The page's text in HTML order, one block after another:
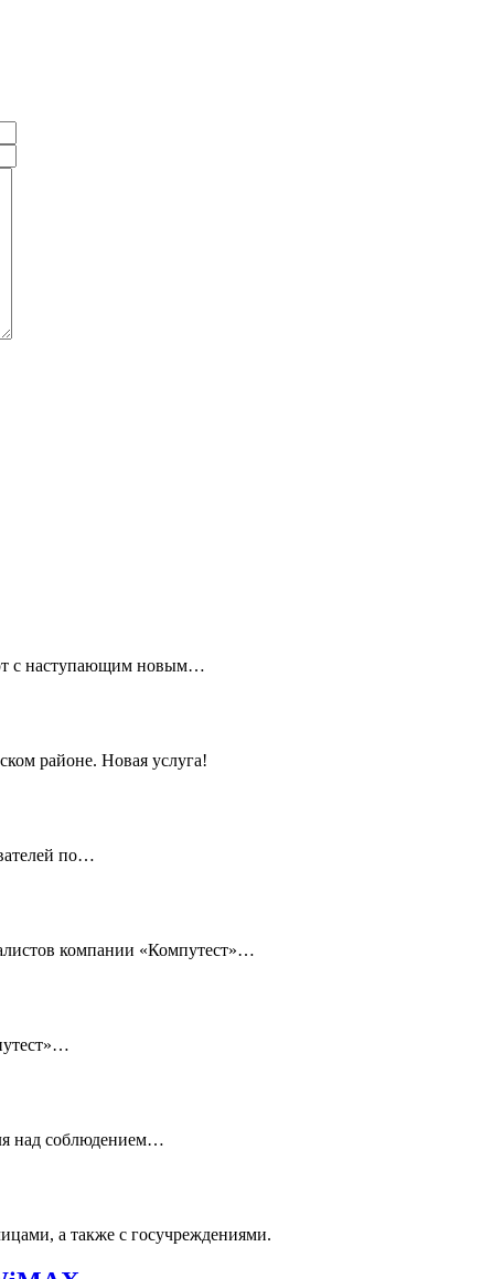
с наступающим новым…
районе. Новая услуга!
по…
компании «Компутест»…
над соблюдением…
а также с госучреждениями.